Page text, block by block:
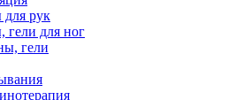
рук
гели для ног
гели